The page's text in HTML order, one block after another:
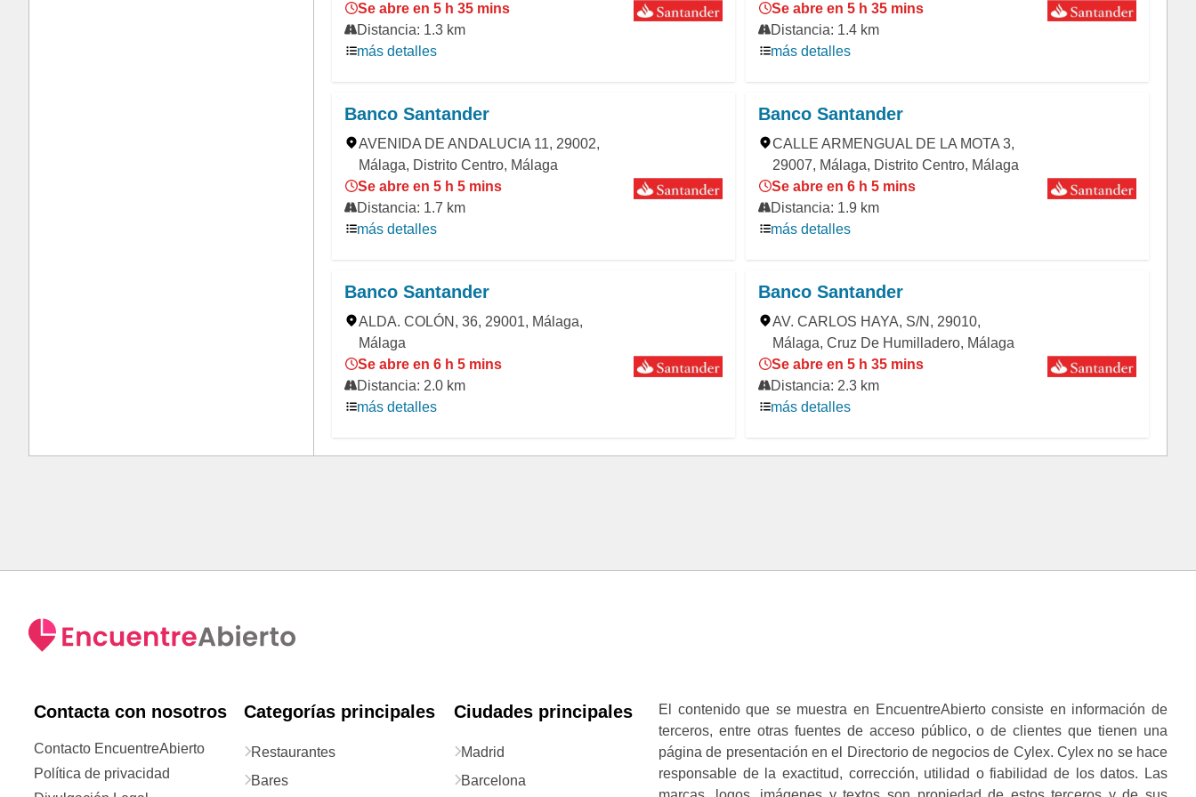
Se abre en 5 h 35 mins
Distancia: 1.3 km
más detalles
Se abre en 5 h 35 mins
Distancia: 1.4 km
más detalles
Banco Santander
AVENIDA DE ANDALUCIA 11, 29002,
Málaga, Distrito Centro, Málaga
Se abre en 5 h 5 mins
Distancia: 1.7 km
más detalles
Banco Santander
CALLE ARMENGUAL DE LA MOTA 3,
29007, Málaga, Distrito Centro, Málaga
Se abre en 6 h 5 mins
Distancia: 1.9 km
más detalles
Banco Santander
ALDA. COLÓN, 36, 29001, Málaga,
Málaga
Se abre en 6 h 5 mins
Distancia: 2.0 km
más detalles
Banco Santander
AV. CARLOS HAYA, S/N, 29010,
Málaga, Cruz De Humilladero, Málaga
Se abre en 5 h 35 mins
Distancia: 2.3 km
más detalles
Contacta con nosotros
Contacto EncuentreAbierto
Política de privacidad
Categorías principales
Restaurantes
Bares
Ciudades principales
Madrid
Barcelona
El contenido que se muestra en EncuentreAbierto consiste en información de
terceros, entre otras fuentes de acceso público, o de clientes que tienen una
página de presentación en el Directorio de negocios de Cylex. Cylex no se hace
responsable de la exactitud, corrección, utilidad o fiabilidad de los datos. Las